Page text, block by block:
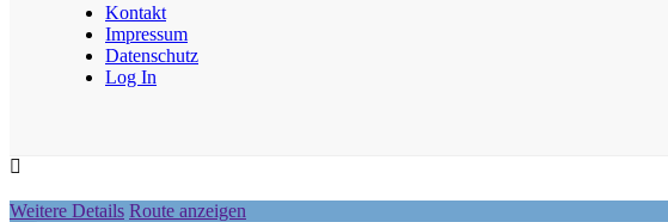
Kontakt
Impressum
Datenschutz
Log In
Weitere Details Route anzeigen